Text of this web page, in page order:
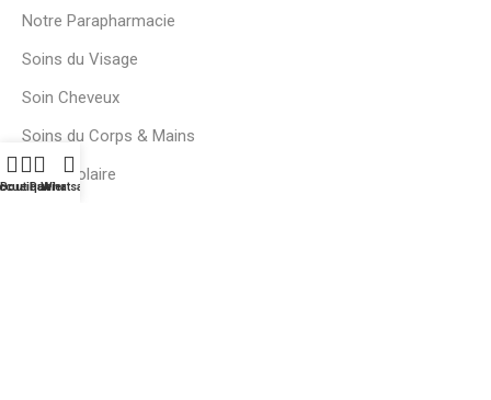
Notre Parapharmacie
Soins du Visage
Soin Cheveux
Soins du Corps & Mains
Écran Solaire
Boutique
Panier
Whatsapp